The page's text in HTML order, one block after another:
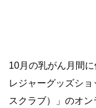
10月の乳がん月間
レジャーグッズシ
スクラブ）」のオ